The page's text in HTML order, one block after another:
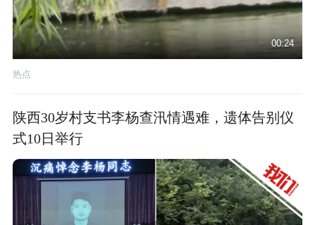
00:24
热点
陕西30岁村支书李杨查汛情遇难，遗体告别仪
式10日举行